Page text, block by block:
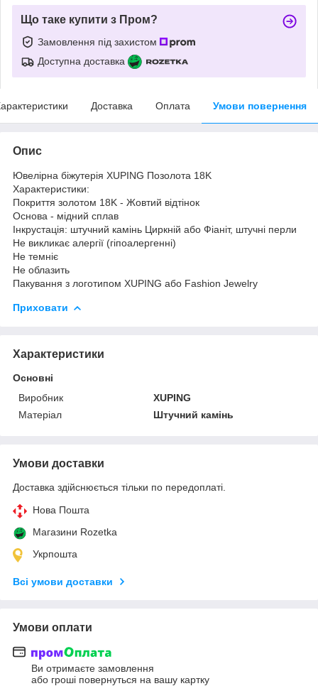
Що таке купити з Пром?
Замовлення під захистом
Доступна доставка
Доставка Оплата Умови повернення
Опис
Ювелірна біжутерія XUPING Позолота 18K
Характеристики:
Покриття золотом 18K - Жовтий відтінок
Основа - мідний сплав
Інкрустація: штучний камінь Циркній або Фіаніт, штучні перли
Не викликає алергії (гіпоалергенні)
Не темніє
Не облазить
Пакування з логотипом XUPING або Fashion Jewelry
Приховати
Характеристики
Основні
Виробник
XUPING
Матеріал
Штучний камінь
Умови доставки
Доставка здійснюється тільки по передоплаті.
Нова Пошта
Магазини Rozetka
Укрпошта
Всі умови доставки
Умови оплати
Ви отримаєте замовлення
або гроші повернуться на вашу картку